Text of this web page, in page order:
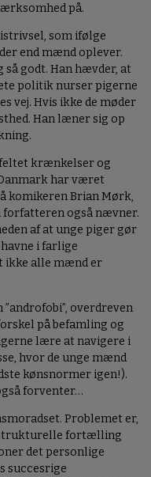
på.
som ifølge
end mænd oplever.
så godt. Han hævder, at
politik nurser pigerne
vej. Hvis ikke de møder
Han læner sig op
krænkelser og
har været
komikeren Brian Mørk,
forfatteren også nævner.
af at unge piger gør
i farlige
ikke alle mænd er
overdreven
på befamling og
lære at navigere i
hvor de unge mænd
kønsnormer igen!).
forventer…
Problemet er,
strukturelle fortælling
det personlige
succesrige